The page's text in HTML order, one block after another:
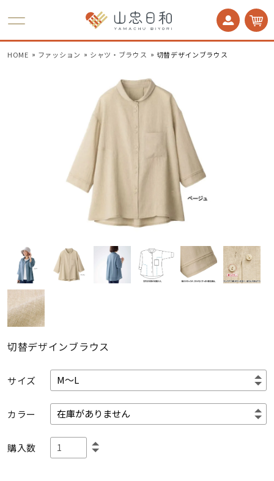
HOME ファッション シャツ・ブラウス 切替デザインブラウス
切替デザインブラウス
サイズ
カラー
購入数